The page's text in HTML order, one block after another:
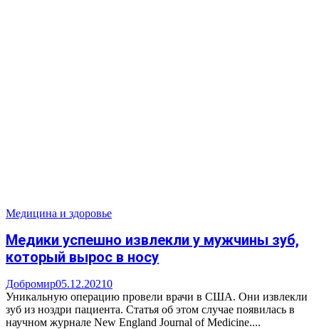
Медицина и здоровье
Медики успешно извлекли у мужчины зуб,
который вырос в носу
Добромир05.12.20210
Уникальную операцию провели врачи в США. Они извлекли
зуб из ноздри пациента. Статья об этом случае появилась в
научном журнале New England Journal of Medicine....